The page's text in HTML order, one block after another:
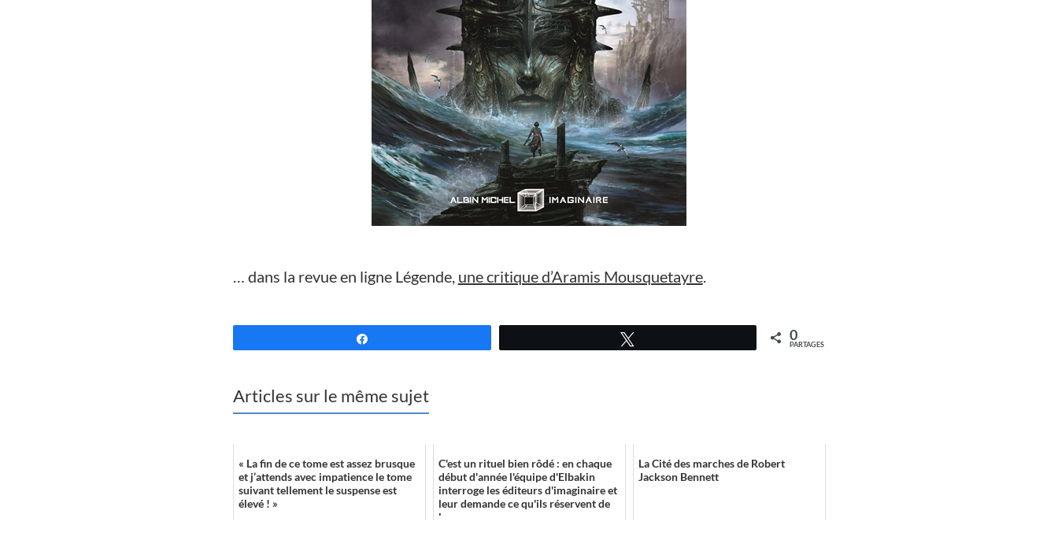
… dans la revue en ligne Légende, une critique d’Aramis Mousquetayre.
0
PARTAGES
Articles sur le même sujet
« La fin de ce tome est assez brusque
et j’attends avec impatience le tome
suivant tellement le suspense est
élevé ! »
C'est un rituel bien rôdé : en chaque
début d'année l'équipe d'Elbakin
interroge les éditeurs d'imaginaire et
leur demande ce qu'ils réservent de
beau...
La Cité des marches de Robert
Jackson Bennett